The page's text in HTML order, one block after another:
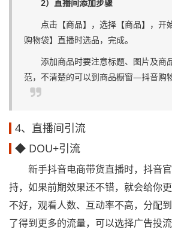
2）直播间添加步骤
点击【商品】，选择【商品】，开
购物袋】直播时选品，完成。
添加商品时要注意标题、图片及商
范，不清楚的可以到商品橱窗—抖音购
4、直播间引流
◆ DOU+引流
新手抖音电商带货直播时，抖音官
持，如果前期效果还不错，就会给你
不好，观看人数、互动率不高，分配
了得到更多的流量，可以选择广告投流